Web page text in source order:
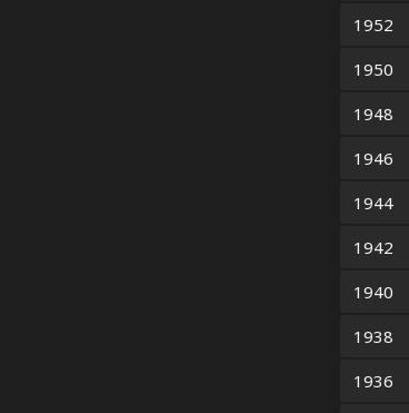
1952
1950
1948
1946
1944
1942
1940
1938
1936